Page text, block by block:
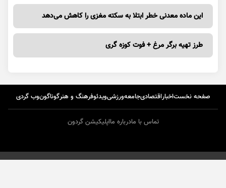
این ماده معدنی خطر ابتلا به سکته مغزی را کاهش می‌دهد
طرز تهیه برگر مرغ + فوت کوزه گری
صفحه نخستاخباراقتصادیجامعهورزشیویدئوفرهنگ و هنرگوناگونوب گردی
تماس با مادرباره مااپلیکیشن گردون